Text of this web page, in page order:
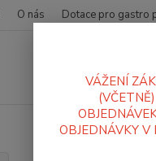
O nás Dotace pro gastro
Úvod Lednice,
VÁŽENÍ
OBJEDNÁVKY V